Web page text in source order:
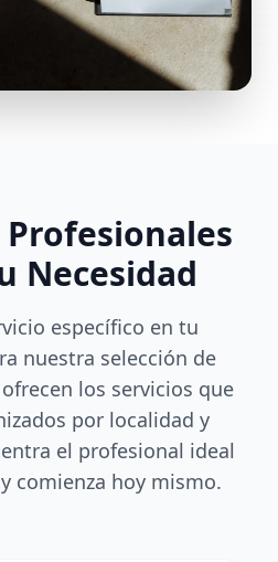
Necesidad
específico en tu
nuestra selección de
los servicios que
por localidad y
el profesional ideal
comienza hoy mismo.